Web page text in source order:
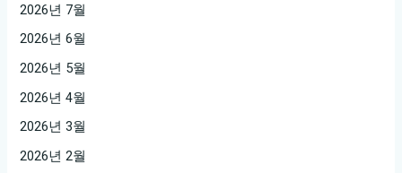
2026년 7월
2026년 6월
2026년 5월
2026년 4월
2026년 3월
2026년 2월